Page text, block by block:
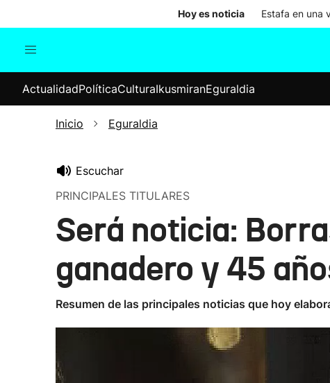
Hoy es noticia Estafa en una
Internacional
Elecciones
ActualidadPolíticaCulturaIkusmiranEguraldia
Inicio Eguraldia
Escuchar
PRINCIPALES TITULARES
Será noticia:
ganadero y 45
Resumen de las principales noticias que hoy